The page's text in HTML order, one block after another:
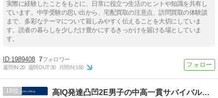
実際に経験したことをもとに、日常に役立つ生活のヒントや知識を共有し
ています。中学受験の思い出から、宅配買取の注意点、訪問買取の体験談
まで、多彩なテーマについて親しみやすく伝えることを大切にしていま
す。読者の暮らしを少しだけ豊かにするきっかけを届ける場としていま
す。
1989408 7
週間IN:20 週間OUT:30 月間IN:160
18 高IQ発達凸凹2E男子の中高一貫サバイバル〜大学受験できるの